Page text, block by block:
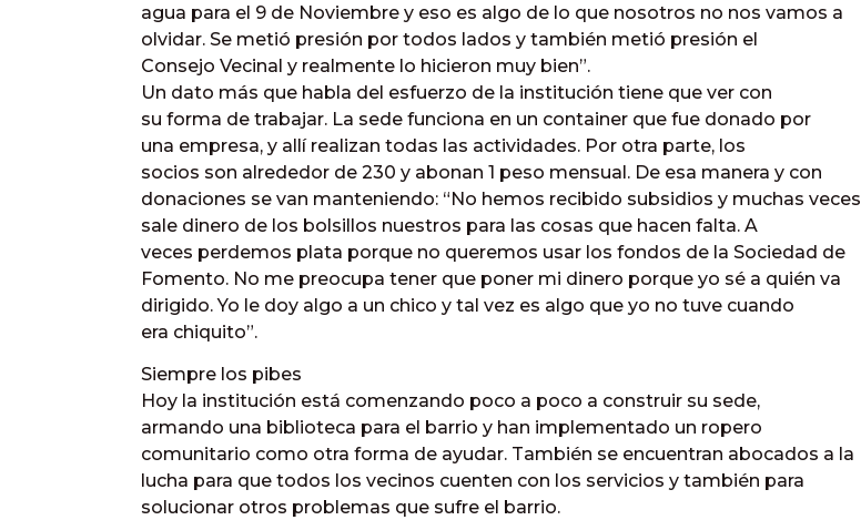
agua para el 9 de Noviembre y eso es algo de lo que nosotros no nos vamos a
olvidar. Se metió presión por todos lados y también metió presión el
Consejo Vecinal y realmente lo hicieron muy bien”.
Un dato más que habla del esfuerzo de la institución tiene que ver con
su forma de trabajar. La sede funciona en un container que fue donado por
una empresa, y allí realizan todas las actividades. Por otra parte, los
socios son alrededor de 230 y abonan 1 peso mensual. De esa manera y con
donaciones se van manteniendo: “No hemos recibido subsidios y muchas veces
sale dinero de los bolsillos nuestros para las cosas que hacen falta. A
veces perdemos plata porque no queremos usar los fondos de la Sociedad de
Fomento. No me preocupa tener que poner mi dinero porque yo sé a quién va
dirigido. Yo le doy algo a un chico y tal vez es algo que yo no tuve cuando
era chiquito”.
Siempre los pibes
Hoy la institución está comenzando poco a poco a construir su sede,
armando una biblioteca para el barrio y han implementado un ropero
comunitario como otra forma de ayudar. También se encuentran abocados a la
lucha para que todos los vecinos cuenten con los servicios y también para
solucionar otros problemas que sufre el barrio.